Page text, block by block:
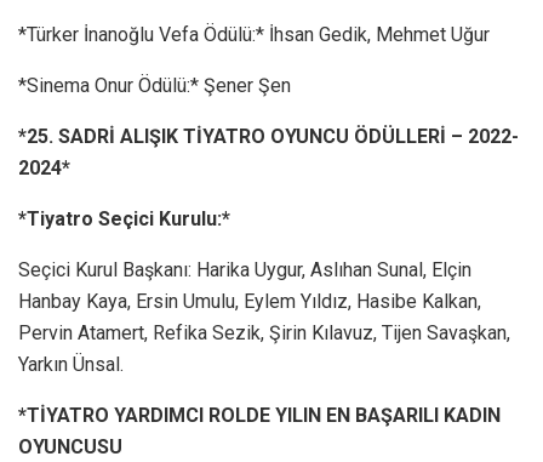
*Türker İnanoğlu Vefa Ödülü:* İhsan Gedik, Mehmet Uğur
*Sinema Onur Ödülü:* Şener Şen
*25. SADRİ ALIŞIK TİYATRO OYUNCU ÖDÜLLERİ – 2022-
2024*
*Tiyatro Seçici Kurulu:*
Seçici Kurul Başkanı: Harika Uygur, Aslıhan Sunal, Elçin
Hanbay Kaya, Ersin Umulu, Eylem Yıldız, Hasibe Kalkan,
Pervin Atamert, Refika Sezik, Şirin Kılavuz, Tijen Savaşkan,
Yarkın Ünsal.
*TİYATRO YARDIMCI ROLDE YILIN EN BAŞARILI KADIN
OYUNCUSU